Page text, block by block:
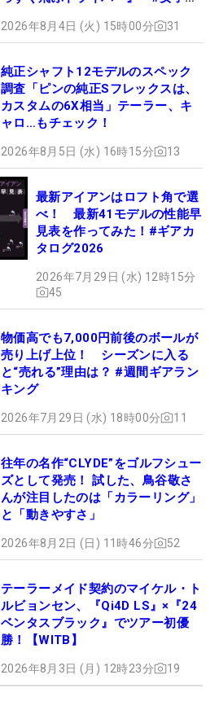
2026年8月4日 (火) 15時00分 31
純正シャフト12モデルのスペック
調査「ピンの純正Sフレックスは、
カスタムの6X相当」テーラー、キ
ャロ…もチェック！
2026年8月5日 (水) 16時15分 13
最新アイアンはロフト角で選
べ！ 最新41モデルの性能早
見表を作ってみた！#ギアカ
タログ2026
2026年7月29日 (水) 12時15分
45
物価高でも7,000円前後のボールが
売り上げ上位！ シーズンに入る
と“売れる”理由は？ #週間ギアラン
キング
2026年7月29日 (水) 18時00分 11
往年の名作“CLYDE”をゴルフシュー
ズとして発売！ 試した、鳥谷敬さ
んが注目したのは「カラーリング」
と「動きやすさ」
2026年8月2日 (日) 11時46分 52
テーラーメイド契約のマイケル・ト
ルビョンセン、『Qi4D LS』×『24
ベンタスブラック』でツアー初優
勝！【WITB】
2026年8月3日 (月) 12時23分 19